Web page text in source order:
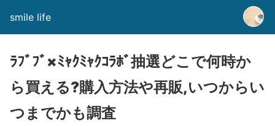
smile life
ﾗﾌﾞﾌﾞ×ﾐｬｸﾐｬｸｺﾗﾎﾞ抽選どこで何時か
ら買える?購入方法や再販,いつからい
つまでかも調査